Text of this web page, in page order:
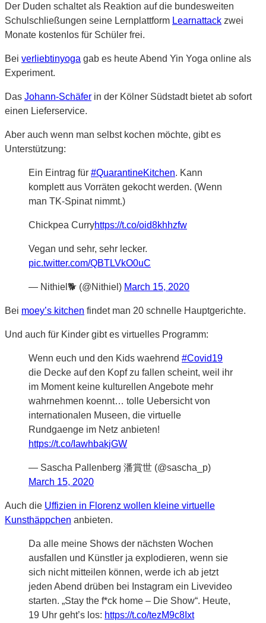
Der Duden schaltet als Reaktion auf die bundesweiten
Schulschließungen seine Lernplattform Learnattack zwei
Monate kostenlos für Schüler frei.
Bei verliebtinyoga gab es heute Abend Yin Yoga online als
Experiment.
Das Johann-Schäfer in der Kölner Südstadt bietet ab sofort
einen Lieferservice.
Aber auch wenn man selbst kochen möchte, gibt es
Unterstützung:
Ein Eintrag für #QuarantineKitchen. Kann
komplett aus Vorräten gekocht werden. (Wenn
man TK-Spinat nimmt.)
Chickpea Curryhttps://t.co/oid8khhzfw
Vegan und sehr, sehr lecker.
pic.twitter.com/QBTLVkO0uC
— Nithiel🐕 (@Nithiel) March 15, 2020
Bei moey’s kitchen findet man 20 schnelle Hauptgerichte.
Und auch für Kinder gibt es virtuelles Programm:
Wenn euch und den Kids waehrend #Covid19
die Decke auf den Kopf zu fallen scheint, weil ihr
im Moment keine kulturellen Angebote mehr
wahrnehmen koennt… tolle Uebersicht von
internationalen Museen, die virtuelle
Rundgaenge im Netz anbieten!
https://t.co/IawhbakjGW
— Sascha Pallenberg 潘賞世 (@sascha_p)
March 15, 2020
Auch die Uffizien in Florenz wollen kleine virtuelle
Kunsthäppchen anbieten.
Da alle meine Shows der nächsten Wochen
ausfallen und Künstler ja explodieren, wenn sie
sich nicht mitteilen können, werde ich ab jetzt
jeden Abend drüben bei Instagram ein Livevideo
starten. „Stay the f*ck home – Die Show“. Heute,
19 Uhr geht’s los: https://t.co/tezM9c8Ixt